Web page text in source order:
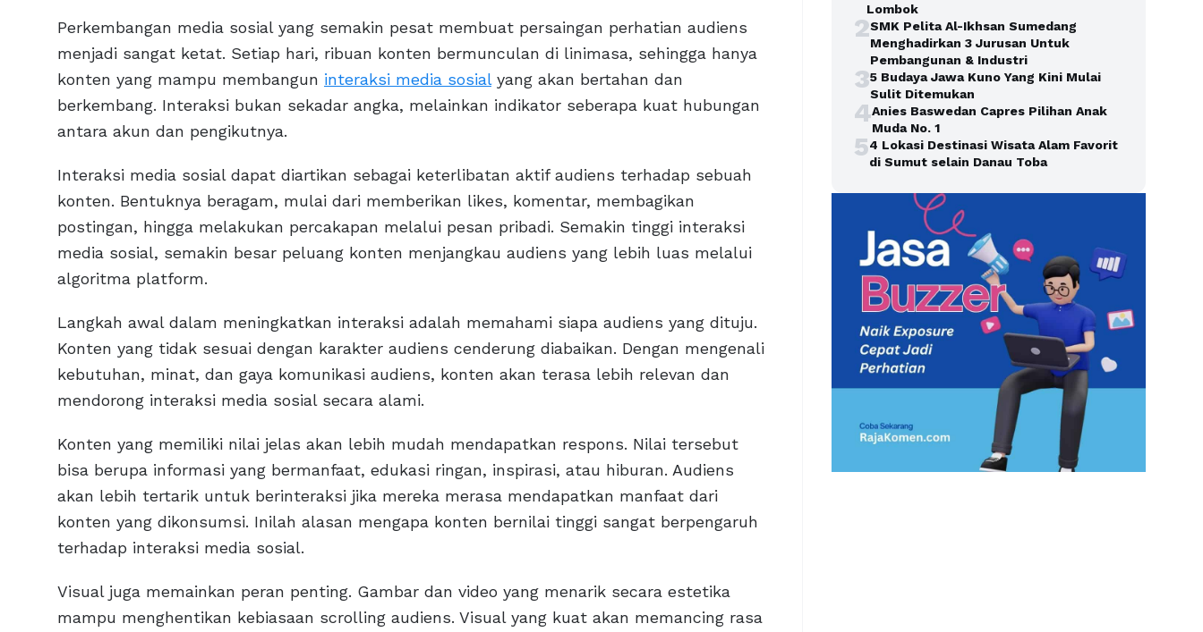
Perkembangan media sosial yang semakin pesat membuat persaingan perhatian audiens
menjadi sangat ketat. Setiap hari, ribuan konten bermunculan di linimasa, sehingga hanya
konten yang mampu membangun interaksi media sosialyang akan bertahan dan
berkembang. Interaksi bukan sekadar angka, melainkan indikator seberapa kuat hubungan
antara akun dan pengikutnya.
Interaksi media sosial dapat diartikan sebagai keterlibatan aktif audiens terhadap sebuah
konten. Bentuknya beragam, mulai dari memberikan likes, komentar, membagikan
postingan, hingga melakukan percakapan melalui pesan pribadi. Semakin tinggi interaksi
media sosial, semakin besar peluang konten menjangkau audiens yang lebih luas melalui
algoritma platform.
Langkah awal dalam meningkatkan interaksi adalah memahami siapa audiens yang dituju.
Konten yang tidak sesuai dengan karakter audiens cenderung diabaikan. Dengan mengenali
kebutuhan, minat, dan gaya komunikasi audiens, konten akan terasa lebih relevan dan
mendorong interaksi media sosial secara alami.
Konten yang memiliki nilai jelas akan lebih mudah mendapatkan respons. Nilai tersebut
bisa berupa informasi yang bermanfaat, edukasi ringan, inspirasi, atau hiburan. Audiens
akan lebih tertarik untuk berinteraksi jika mereka merasa mendapatkan manfaat dari
konten yang dikonsumsi. Inilah alasan mengapa konten bernilai tinggi sangat berpengaruh
terhadap interaksi media sosial.
Visual juga memainkan peran penting. Gambar dan video yang menarik secara estetika
mampu menghentikan kebiasaan scrolling audiens. Visual yang kuat akan memancing rasa
Lombok
2SMK Pelita Al-Ikhsan Sumedang
Menghadirkan 3 Jurusan Untuk
Pembangunan & Industri
35 Budaya Jawa Kuno Yang Kini Mulai
Sulit Ditemukan
4Anies Baswedan Capres Pilihan Anak
Muda No. 1
54 Lokasi Destinasi Wisata Alam Favorit
di Sumut selain Danau Toba